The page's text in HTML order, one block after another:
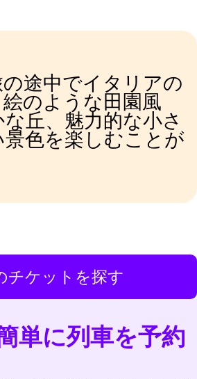
途中でイタリアの
のような田園風
丘、魅力的な小さ
色を楽しむことが
チケットを探す
単に列車を予約